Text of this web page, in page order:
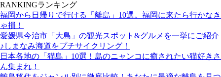
RANKINGランキング
福岡から日帰りで行ける「離島」10選。福岡に来たら行かなき
ゃ損！
愛媛県今治市「大島」の観光スポット&グルメを一挙にご紹介
♪しまなみ海道をプチサイクリング！
日本各地の「猫島」10選！島のニャンコに癒されたい猫好きさ
ん集まれ！